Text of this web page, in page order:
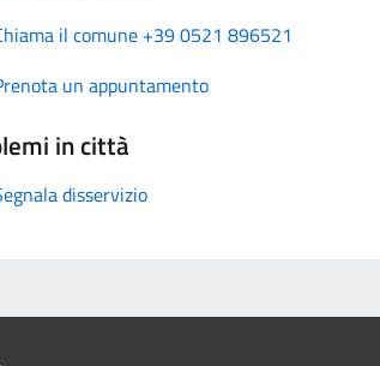
il comune +39 0521 896521
un appuntamento
in città
disservizio